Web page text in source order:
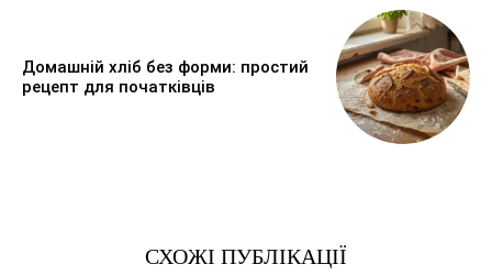
Домашній хліб без форми: простий
рецепт для початківців
СХОЖІ ПУБЛІКАЦІЇ